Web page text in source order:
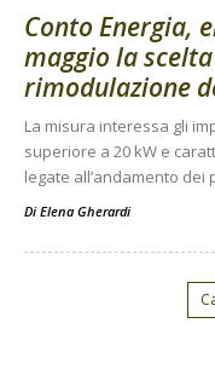
Conto Energia,
maggio la
rimodulazione
La misura interessa gli
superiore a 20 kW e
legate all’andamento dei
Di Elena Gherardi